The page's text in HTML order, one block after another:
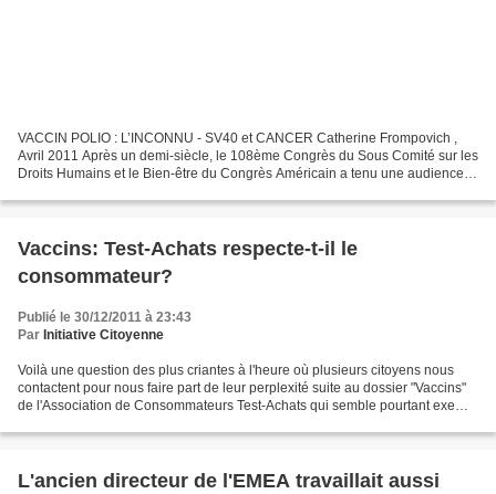
VACCIN POLIO : L’INCONNU - SV40 et CANCER Catherine Frompovich ,
Avril 2011 Après un demi-siècle, le 108ème Congrès du Sous Comité sur les
Droits Humains et le Bien-être du Congrès Américain a tenu une audience le
Vaccins: Test-Achats respecte-t-il le
consommateur?
Publié le 30/12/2011 à 23:43
Par Initiative Citoyenne
Voilà une question des plus criantes à l'heure où plusieurs citoyens nous
contactent pour nous faire part de leur perplexité suite au dossier "Vaccins"
de l'Association de Consommateurs Test-Achats qui semble pourtant exempt
L'ancien directeur de l'EMEA travaillait aussi